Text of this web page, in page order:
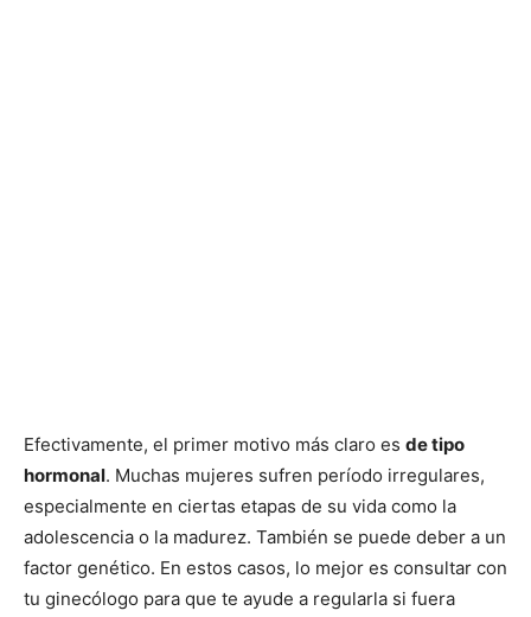
Efectivamente, el primer motivo más claro es de tipo
hormonal. Muchas mujeres sufren período irregulares,
especialmente en ciertas etapas de su vida como la
adolescencia o la madurez. También se puede deber a un
factor genético. En estos casos, lo mejor es consultar con
tu ginecólogo para que te ayude a regularla si fuera